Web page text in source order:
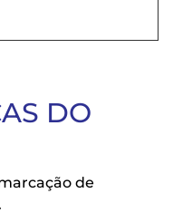
DO
de